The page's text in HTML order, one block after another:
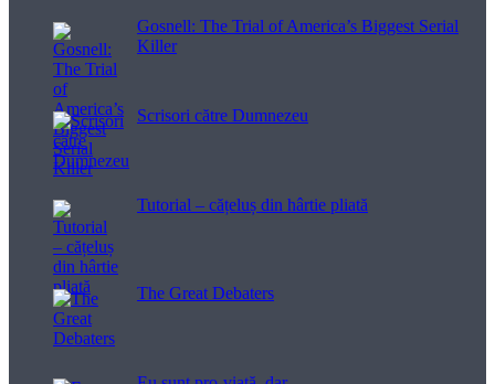
Gosnell: The Trial of America’s Biggest Serial
Killer
Scrisori către Dumnezeu
Tutorial – cățeluș din hârtie pliată
The Great Debaters